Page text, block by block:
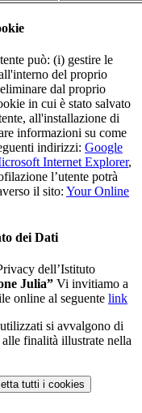
può: (i) gestire le
del proprio
dal proprio
in cui è stato salvato
all'installazione di
informazioni su come
indirizzi: Google
Internet Explorer,
l’utente potrà
il sito: Your Online
dei Dati
dell’Istituto
Julia” Vi invitiamo a
online al seguente link
si avvalgono di
finalità illustrate nella
tutti i cookies